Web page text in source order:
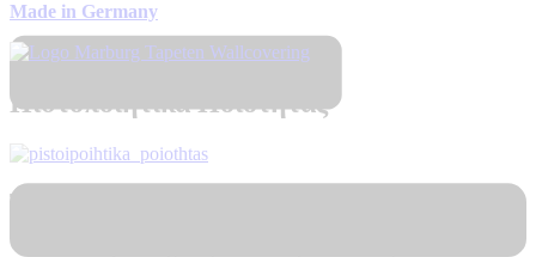
Made in Germany
Πιστοποιητικά Ποιότητας